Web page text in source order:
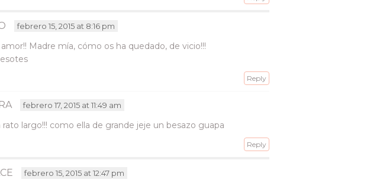
febrero 15, 2015 at 8:16 pm
Madre mía, cómo os ha quedado, de vicio!!!
Reply
febrero 17, 2015 at 11:49 am
largo!!! como ella de grande jeje un besazo guapa
Reply
febrero 15, 2015 at 12:47 pm